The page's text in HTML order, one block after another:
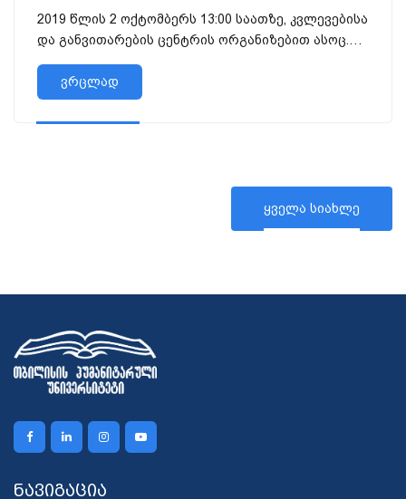
2019 წლის 2 ოქტომბერს 13:00 საათზე, კვლევებისა
და განვითარების ცენტრის ორგანიზებით ასოც.
პროფესორმა იამზე...
ვრცლად
ყველა სიახლე
ნავიგაცია